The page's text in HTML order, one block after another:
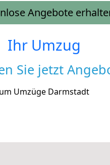
Angebote
Ihr Umzug
Sie jetzt